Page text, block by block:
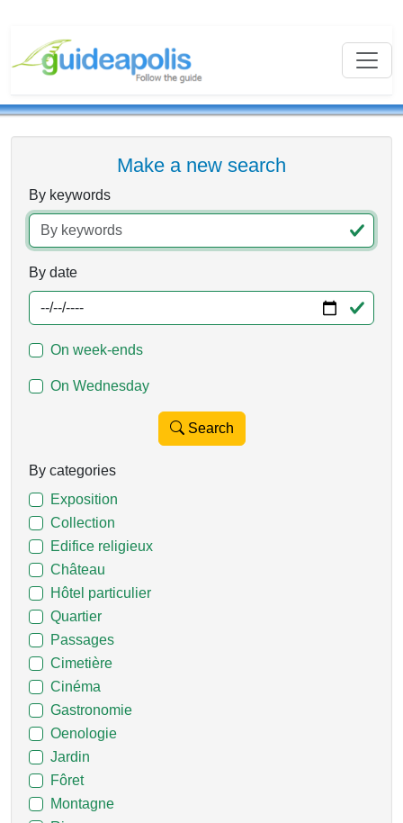
Make a new search
By keywords
By date
On week-ends
On Wednesday
Search
By categories
Exposition
Collection
Edifice religieux
Château
Hôtel particulier
Quartier
Passages
Cimetière
Cinéma
Gastronomie
Oenologie
Jardin
Fôret
Montagne